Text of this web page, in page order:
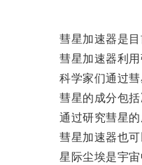
彗星加速器是目
彗星加速器利用强
科学家们通过彗星
彗星的成分包括
通过研究彗星的成
彗星加速器也可
星际尘埃是宇宙中